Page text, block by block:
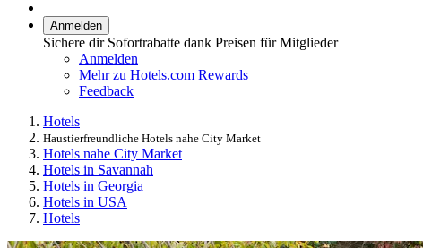
Anmelden
Sichere dir Sofortrabatte dank Preisen für Mitglieder
Anmelden
Mehr zu Hotels.com Rewards
Feedback
Hotels
Haustierfreundliche Hotels nahe City Market
Hotels nahe City Market
Hotels in Savannah
Hotels in Georgia
Hotels in USA
Hotels